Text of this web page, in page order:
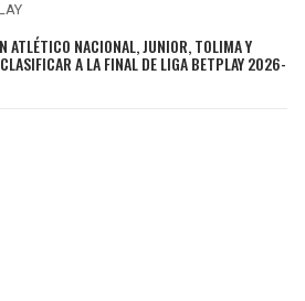
ATLÉTICO NACIONAL, JUNIOR, TOLIMA Y
A LA FINAL DE LIGA BETPLAY 2026-